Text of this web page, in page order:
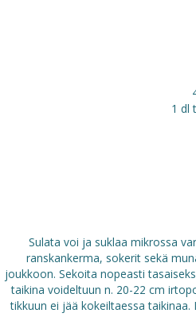
1 dl
Sulata voi ja suklaa mikrossa
ranskankerma, sokerit sekä
joukkoon. Sekoita nopeasti
taikina voideltuun n. 20-22 cm
tikkuun ei jää kokeiltaessa